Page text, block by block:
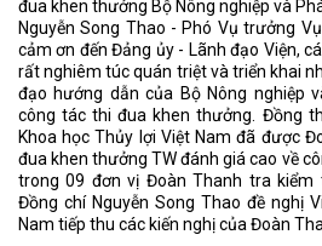
đua khen thưởng Bộ Nông nghiệp và
Nguyễn Song Thao - Phó Vụ trưởng
cảm ơn đến Đảng ủy - Lãnh đạo Viện,
rất nghiêm túc quán triệt và triển khai
đạo hướng dẫn của Bộ Nông nghiệp
công tác thi đua khen thưởng. Đồng
Khoa học Thủy lợi Việt Nam đã được
đua khen thưởng TW đánh giá cao về
trong 09 đơn vị Đoàn Thanh tra kiểm
Đồng chí Nguyễn Song Thao đề nghị
Nam tiếp thu các kiến nghị của Đoàn